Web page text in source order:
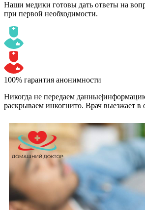
Наши медики готовы дать ответы на
при первой необходимости.
100% гарантия анонимности
Никогда не передаем
раскрываем инкогнито. Врач выезжает в